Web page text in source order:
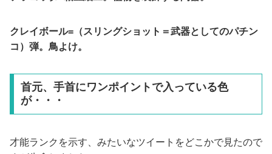
クレイボール= （スリングショット＝武器としてのパチン
コ）弾。鳥よけ。
首元、手首にワンポイントで入っている色
が・・・
才能ランクを示す、みたいなツイートをどこかで見たので